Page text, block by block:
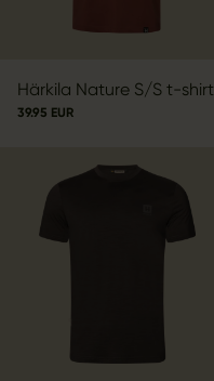
Härkila Nature S/S t-shirt
39.95 EUR